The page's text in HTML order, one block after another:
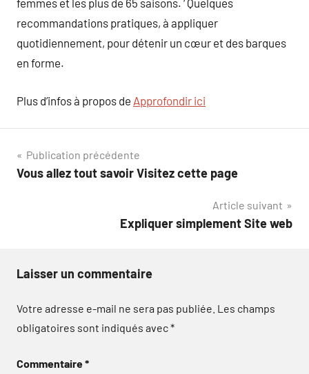
femmes et les plus de 65 saisons. ‘ Quelques
recommandations pratiques, à appliquer
quotidiennement, pour détenir un cœur et des barques
en forme.
Plus d’infos à propos de Approfondir ici
Navigation
de
Publication précédente
Vous allez tout savoir Visitez cette page
Article suivant
Expliquer simplement Site web
Laisser un commentaire
Votre adresse e-mail ne sera pas publiée. Les champs
obligatoires sont indiqués avec*
Commentaire*